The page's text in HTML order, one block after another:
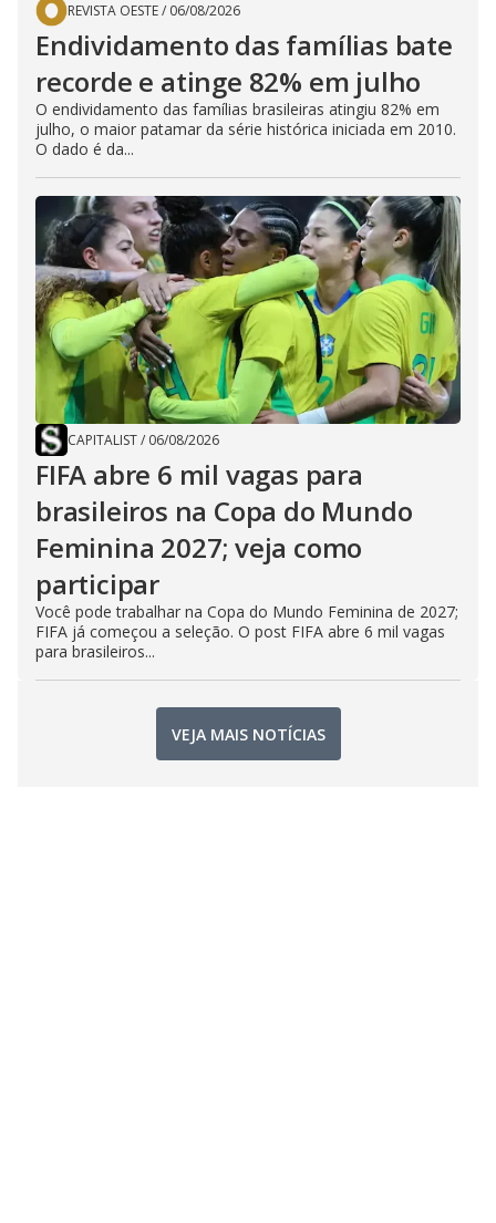
REVISTA OESTE/ 06/08/2026
Endividamento das famílias bate
recorde e atinge 82% em julho
O endividamento das famílias brasileiras atingiu 82% em
julho, o maior patamar da série histórica iniciada em 2010.
O dado é da...
CAPITALIST/ 06/08/2026
FIFA abre 6 mil vagas para
brasileiros na Copa do Mundo
Feminina 2027; veja como
participar
Você pode trabalhar na Copa do Mundo Feminina de 2027;
FIFA já começou a seleção. O post FIFA abre 6 mil vagas
para brasileiros...
VEJA MAIS NOTÍCIAS